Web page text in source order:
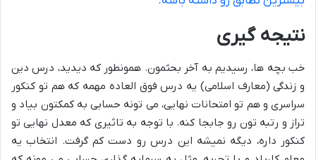
نتیجه گیری
خب بچه ها، رسیدیم به آخر بحثمون. همونطور که دیدید، درس دین
و زندگی (معارف اسلامی) یه درس فوق العاده مهمه که هم تو کنکور
سراسری و هم تو امتحانات نهایی، می تونه حسابی به کمکتون بیاد و
تراز و رتبه تون رو جابجا کنه. با توجه به تاثیری که معدل نهایی تو
کنکور داره، دیگه نمیشه این درس رو دست کم گرفت. انتخاب یه